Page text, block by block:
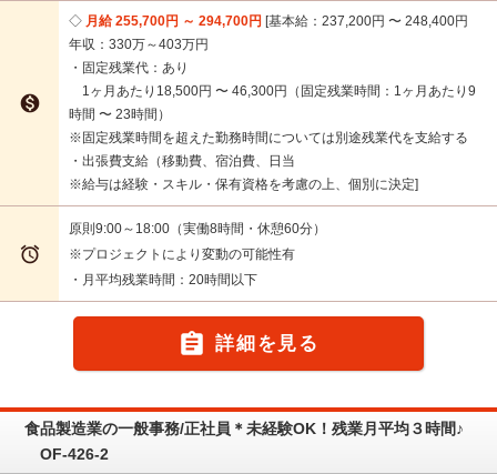

月給 255,700円 ～ 294,700円 基本給：237,200円 〜 248,400円
年収：330万～403万円
・固定残業代：あり
1ヶ月あたり18,500円 〜 46,300円（固定残業時間：1ヶ月あたり9
時間 〜 23時間）
※固定残業時間を超えた勤務時間については別途残業代を支給する
・出張費支給（移動費、宿泊費、日当
※給与は経験・スキル・保有資格を考慮の上、個別に決定

原則9:00～18:00（実働8時間・休憩60分）
※プロジェクトにより変動の可能性有
・月平均残業時間：20時間以下
 詳細を見る
食品製造業の一般事務/正社員＊未経験OK！残業月平均３時間♪
OF-426-2